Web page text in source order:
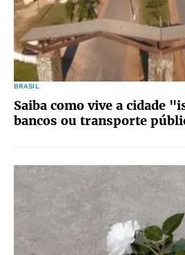
BRASIL
Saiba como vive a cidade
bancos ou transporte